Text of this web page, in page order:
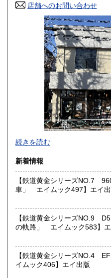
1,800円
1,800円
1,800円
1,800円
1,800円
1,800円
宮崎県
沖縄県
店舗へのお問い合わせ
東京都では「銀装堂」として
基本的には同じ書店となります
★★ご質問、ご要望はご注文
★★電話・FAXでの在庫、状
せん。
すべての方にメールでのお
★★メールでのお問い合わせ
ルと判断して返信いたしませ
沿線名：★★電話・FAXでの
対応しません。お電話を頂い
続きを読む
新着情報
【鉄道黄金シリーズNO.7
車」 エイムック497】エイ
【鉄道黄金シリーズNO.9
の軌路」 エイムック583】
【鉄道黄金シリーズNO.4
イムック406】エイ出版